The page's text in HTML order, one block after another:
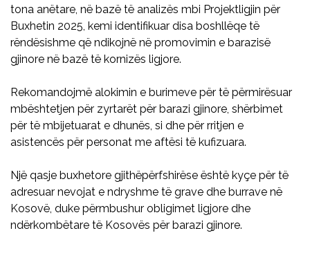
tona anëtare, në bazë të analizës mbi Projektligjin për
Buxhetin 2025, kemi identifikuar disa boshllëqe të
rëndësishme që ndikojnë në promovimin e barazisë
gjinore në bazë të kornizës ligjore.
Rekomandojmë alokimin e burimeve për të përmirësuar
mbështetjen për zyrtarët për barazi gjinore, shërbimet
për të mbijetuarat e dhunës, si dhe për rritjen e
asistencës për personat me aftësi të kufizuara.
Një qasje buxhetore gjithëpërfshirëse është kyçe për të
adresuar nevojat e ndryshme të grave dhe burrave në
Kosovë, duke përmbushur obligimet ligjore dhe
ndërkombëtare të Kosovës për barazi gjinore.